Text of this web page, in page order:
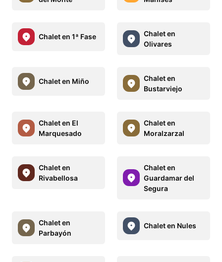
Chalet en 1ª Fase
Chalet en
Olivares
Chalet en Miño
Chalet en
Bustarviejo
Chalet en El
Marquesado
Chalet en
Moralzarzal
Chalet en
Rivabellosa
Chalet en
Guardamar del
Segura
Chalet en
Parbayón
Chalet en Nules